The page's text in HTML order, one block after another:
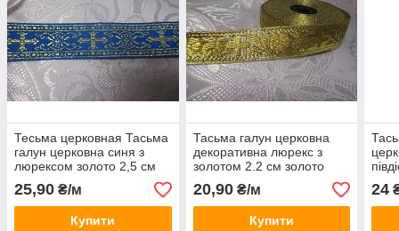
Тесьма церковная Тасьма
галун церковна синя з
люрексом золото 2,5 см
25,90 ₴/м
Купити
Тасьма галун церковна
декоративна люрекс з
золотом 2.2 см золото
20,90₴/м
Купити
24